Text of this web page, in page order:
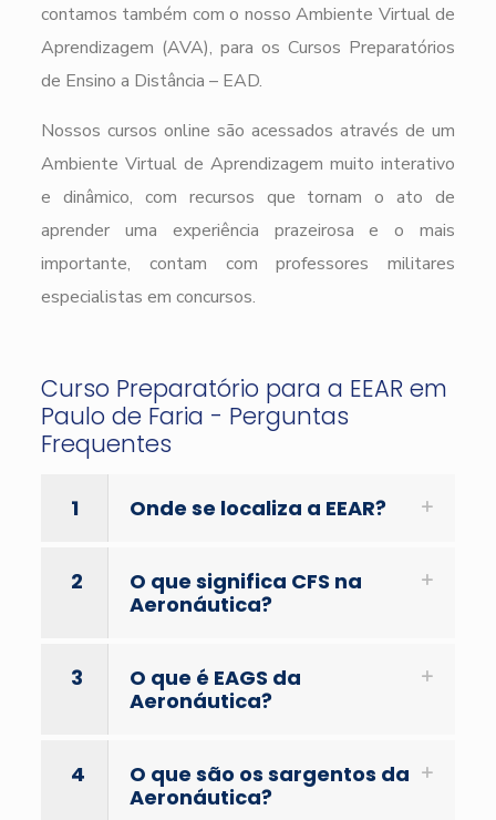
contamos também com o nosso Ambiente Virtual de
Aprendizagem (AVA), para os Cursos Preparatórios
de Ensino a Distância – EAD.
Nossos cursos online são acessados através de um
Ambiente Virtual de Aprendizagem muito interativo
e dinâmico, com recursos que tornam o ato de
aprender uma experiência prazeirosa e o mais
importante, contam com professores militares
especialistas em concursos.
Curso Preparatório para a EEAR em
Paulo de Faria - Perguntas
Frequentes
1 Onde se localiza a EEAR?
2
O que significa CFS na
Aeronáutica?
3
O que é EAGS da
Aeronáutica?
4
O que são os sargentos da
Aeronáutica?